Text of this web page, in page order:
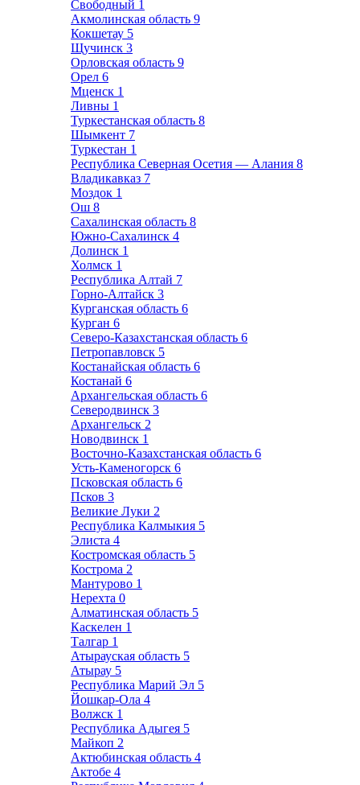
Свободный 1
Акмолинская область 9
Кокшетау 5
Щучинск 3
Орловская область 9
Орел 6
Мценск 1
Ливны 1
Туркестанская область 8
Шымкент 7
Туркестан 1
Республика Северная Осетия — Алания 8
Владикавказ 7
Моздок 1
Ош 8
Сахалинская область 8
Южно-Сахалинск 4
Долинск 1
Холмск 1
Республика Алтай 7
Горно-Алтайск 3
Курганская область 6
Курган 6
Северо-Казахстанская область 6
Петропавловск 5
Костанайская область 6
Костанай 6
Архангельская область 6
Северодвинск 3
Архангельск 2
Новодвинск 1
Восточно-Казахстанская область 6
Усть-Каменогорск 6
Псковская область 6
Псков 3
Великие Луки 2
Республика Калмыкия 5
Элиста 4
Костромская область 5
Кострома 2
Мантурово 1
Нерехта 0
Алматинская область 5
Каскелен 1
Талгар 1
Атырауская область 5
Атырау 5
Республика Марий Эл 5
Йошкар-Ола 4
Волжск 1
Республика Адыгея 5
Майкоп 2
Актюбинская область 4
Актобе 4